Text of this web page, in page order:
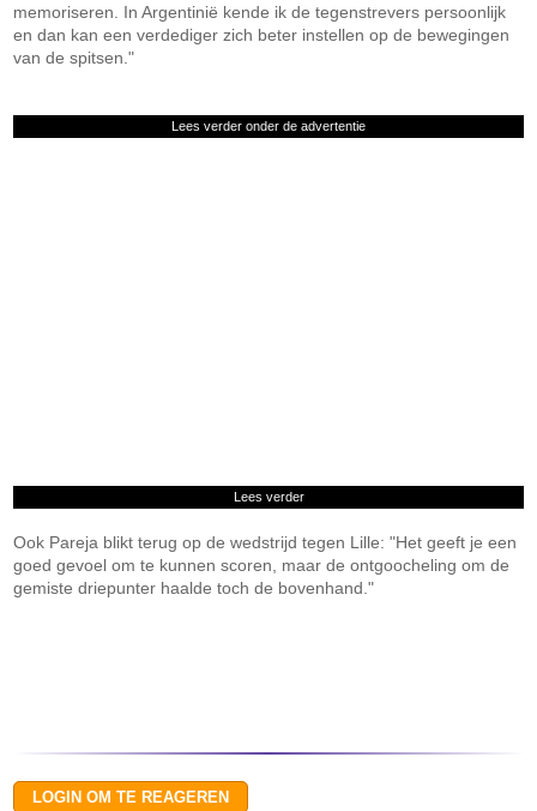
memoriseren. In Argentinië kende ik de tegenstrevers persoonlijk
en dan kan een verdediger zich beter instellen op de bewegingen
van de spitsen."
Lees verder onder de advertentie
Lees verder
Ook Pareja blikt terug op de wedstrijd tegen Lille: "Het geeft je een
goed gevoel om te kunnen scoren, maar de ontgoocheling om de
gemiste driepunter haalde toch de bovenhand."